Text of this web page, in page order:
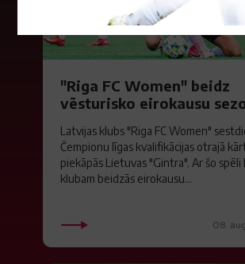
"Riga FC Women" beidz
vēsturisko eirokausu
Latvijas klubs "Riga FC Women"
Čempionu līgas kvalifikācijas otrajā
piekāpās Lietuvas "Gintra". Ar šo spēli
klubam beidzās eirokausu...
08.